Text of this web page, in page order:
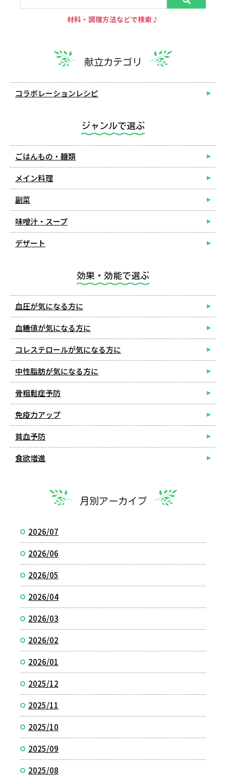
材料・調理方法などで検索♪
献立カテゴリ
コラボレーションレシピ
ジャンルで選ぶ
ごはんもの・麺類
メイン料理
副菜
味噌汁・スープ
デザート
効果・効能で選ぶ
血圧が気になる方に
血糖値が気になる方に
コレステロールが気になる方に
中性脂肪が気になる方に
骨粗鬆症予防
免疫力アップ
貧血予防
食欲増進
月別アーカイブ
2026/07
2026/06
2026/05
2026/04
2026/03
2026/02
2026/01
2025/12
2025/11
2025/10
2025/09
2025/08